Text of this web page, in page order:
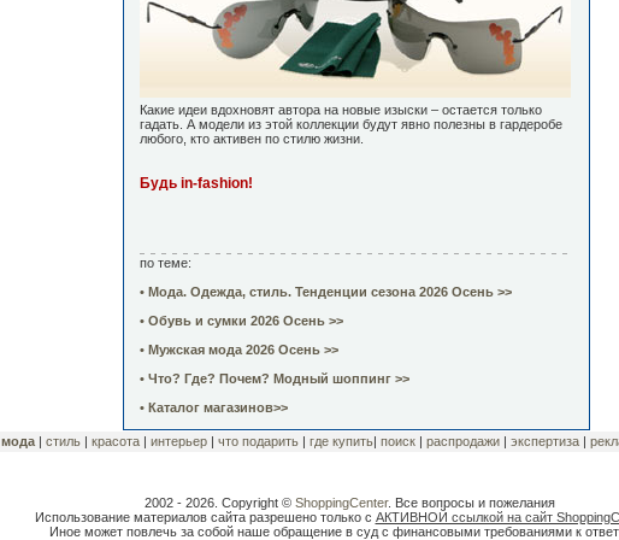
Какие идеи вдохновят автора на новые изыски – остается только
гадать. А модели из этой коллекции будут явно полезны в гардеробе
любого, кто активен по стилю жизни.
Будь in-fashion!
по теме:
• Мода. Одежда, стиль. Тенденции сезона 2026 Осень >>
• Обувь и сумки 2026 Осень >>
• Мужская мода 2026 Осень >>
• Что? Где? Почем? Модный шоппинг >>
• Каталог магазинов>>
мода| стиль| красота| интерьер| что подарить| где купить| поиск | распродажи | экспертиза|
2002 - 2026. Copyright © ShoppingCenter. Все вопросы и пожелания
Использование материалов сайта разрешено только с АКТИВНОЙ ссылкой на сайт
Иное может повлечь за собой наше обращение в суд с финансовыми требованиями к